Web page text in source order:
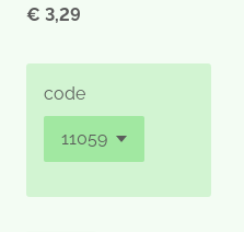
€ 3,29
code